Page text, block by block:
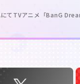
にてTVアニメ「BanG